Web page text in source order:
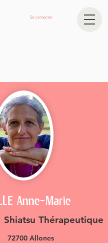
Se connecter
Anne-Marie
Shiatsu Thérapeutique
72700 Allones